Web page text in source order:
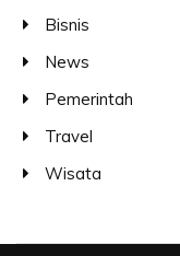
Bisnis
News
Pemerintah
Travel
Wisata